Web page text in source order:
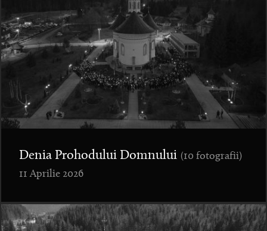
Denia Prohodului Domnului (10 fotografii)
11 Aprilie 2026